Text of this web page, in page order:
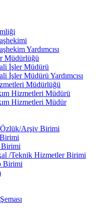
Yardımcısı
Müdürlüğü
İşler Müdürü
İşler Müdürü Yardımcısı
Müdürlüğü
Hizmetleri Müdürü
Hizmetleri Müdür
Özlük/Arşiv Birimi
Birimi
Birimi
/Teknik Hizmetler Birimi
Birimi